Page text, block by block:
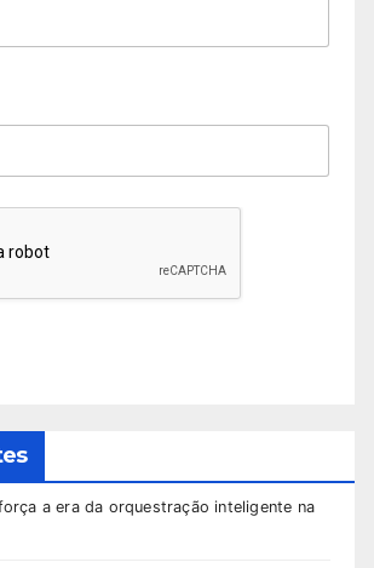
a era da orquestração inteligente na